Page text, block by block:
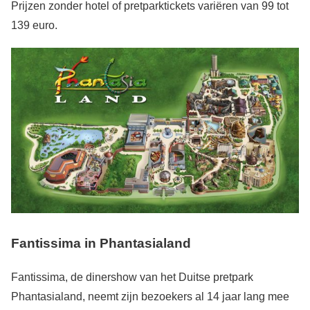
Prijzen zonder hotel of pretparktickets variëren van 99 tot
139 euro.
Fantissima in Phantasialand
Fantissima, de dinershow van het Duitse pretpark
Phantasialand, neemt zijn bezoekers al 14 jaar lang mee